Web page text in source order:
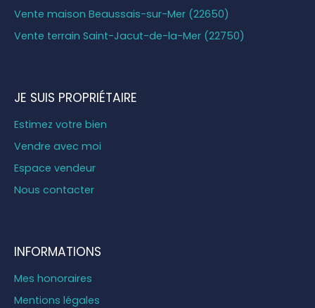
Vente maison Beaussais-sur-Mer (22650)
Vente terrain Saint-Jacut-de-la-Mer (22750)
JE SUIS PROPRIÉTAIRE
Estimez votre bien
Vendre avec moi
Espace vendeur
Nous contacter
INFORMATIONS
Mes honoraires
Mentions légales